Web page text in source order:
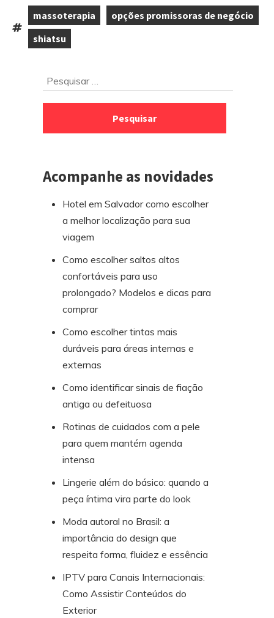
Tags:
massoterapia
opções promissoras de negócio
shiatsu
Pesquisar
Acompanhe as novidades
Hotel em Salvador como escolher
a melhor localização para sua
viagem
Como escolher saltos altos
confortáveis para uso
prolongado? Modelos e dicas para
comprar
Como escolher tintas mais
duráveis para áreas internas e
externas
Como identificar sinais de fiação
antiga ou defeituosa
Rotinas de cuidados com a pele
para quem mantém agenda
intensa
Lingerie além do básico: quando a
peça íntima vira parte do look
Moda autoral no Brasil: a
importância do design que
respeita forma, fluidez e essência
IPTV para Canais Internacionais:
Como Assistir Conteúdos do
Exterior